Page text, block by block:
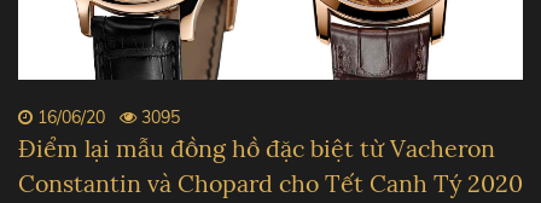
16/06/20 3095
Điểm lại mẫu đồng hồ đặc biệt từ Vacheron
Constantin và Chopard cho Tết Canh Tý 2020